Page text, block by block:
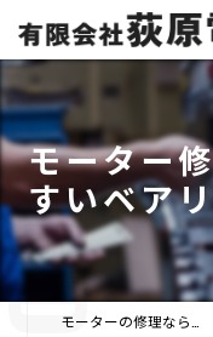
モーター
すいベア